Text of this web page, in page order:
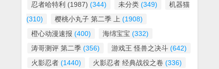
忍者哈特利 (1987) (344) 未分类 (349)
机器猫
(310)
樱桃小丸子 第二季 上 (1908)
橙心动漫速报 (400) 海绵宝宝 (332)
涛哥测评 第二季 (356) 游戏王 怪兽之决斗 (642)
火影忍者 (1440) 火影忍者 经典战役之卷 (336)